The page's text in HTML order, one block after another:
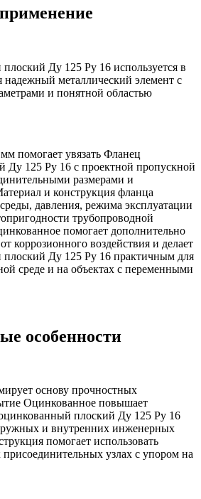
Ду 125 Ру 16 используется в
надежный металлический элемент с
и понятной областью
помогает увязать Фланец
Ду 125 Ру 16 с проектной пропускной
размерами и
и конструкция фланца
давления, режима эксплуатации
трубопроводной
помогает дополнительно
коррозионного воздействия и делает
Ду 125 Ру 16 практичным для
среде и на объектах с переменными
особенности
основу прочностных
Оцинкованное повышает
плоский Ду 125 Ру 16
и внутренних инженерных
помогает использовать
присоединительных узлах с упором на